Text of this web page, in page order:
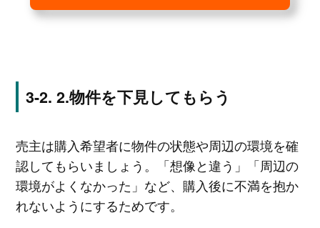
2.物件を下見してもらう
売主は購入希望者に物件の状態や周辺の環境を確
認してもらいましょう。「想像と違う」「周辺の
環境がよくなかった」など、購入後に不満を抱か
れないようにするためです。